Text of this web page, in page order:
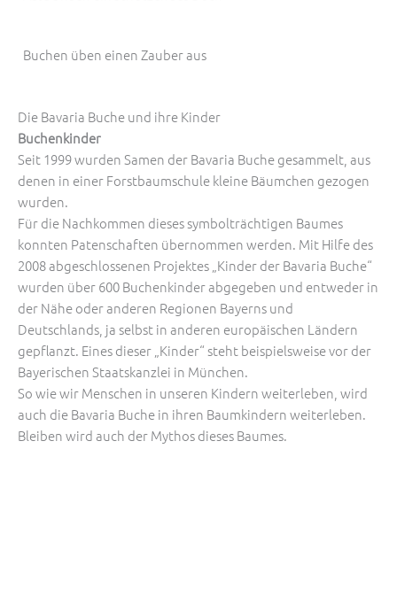
Buchen üben einen Zauber aus
Die Bavaria Buche und ihre Kinder
Buchenkinder
Seit 1999 wurden Samen der Bavaria Buche gesammelt, aus
denen in einer Forstbaumschule kleine Bäumchen gezogen
wurden.
Für die Nachkommen dieses symbol­trächtigen Baumes
konnten Patenschaften übernommen ­werden. Mit Hilfe des
2008 abgeschlossenen Projektes „Kinder der Bavaria Buche“
wurden über 600 Buchenkinder abgegeben und entweder in
der Nähe oder anderen Regionen Bayerns und
Deutschlands, ja selbst in anderen europäischen Ländern
gepflanzt. Eines dieser „Kinder“ steht beispielsweise vor der
Bayerischen Staatskanzlei in München.
So wie wir Menschen in unseren Kindern weiterleben, wird
auch die Bavaria Buche in ihren Baumkindern weiterleben.
Bleiben wird auch der Mythos dieses Baumes.